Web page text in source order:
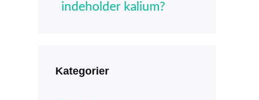
indeholder kalium?
Kategorier